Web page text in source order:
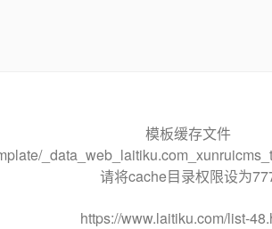
模板缓存文件
请将cache目录权限设为
https://www.laitiku.com/list-